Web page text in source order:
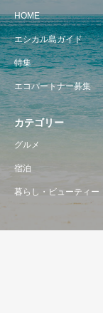
HOME
エシカル島ガイド
特集
エコパートナー募集
カテゴリー
グルメ
宿泊
暮らし・ビューティー